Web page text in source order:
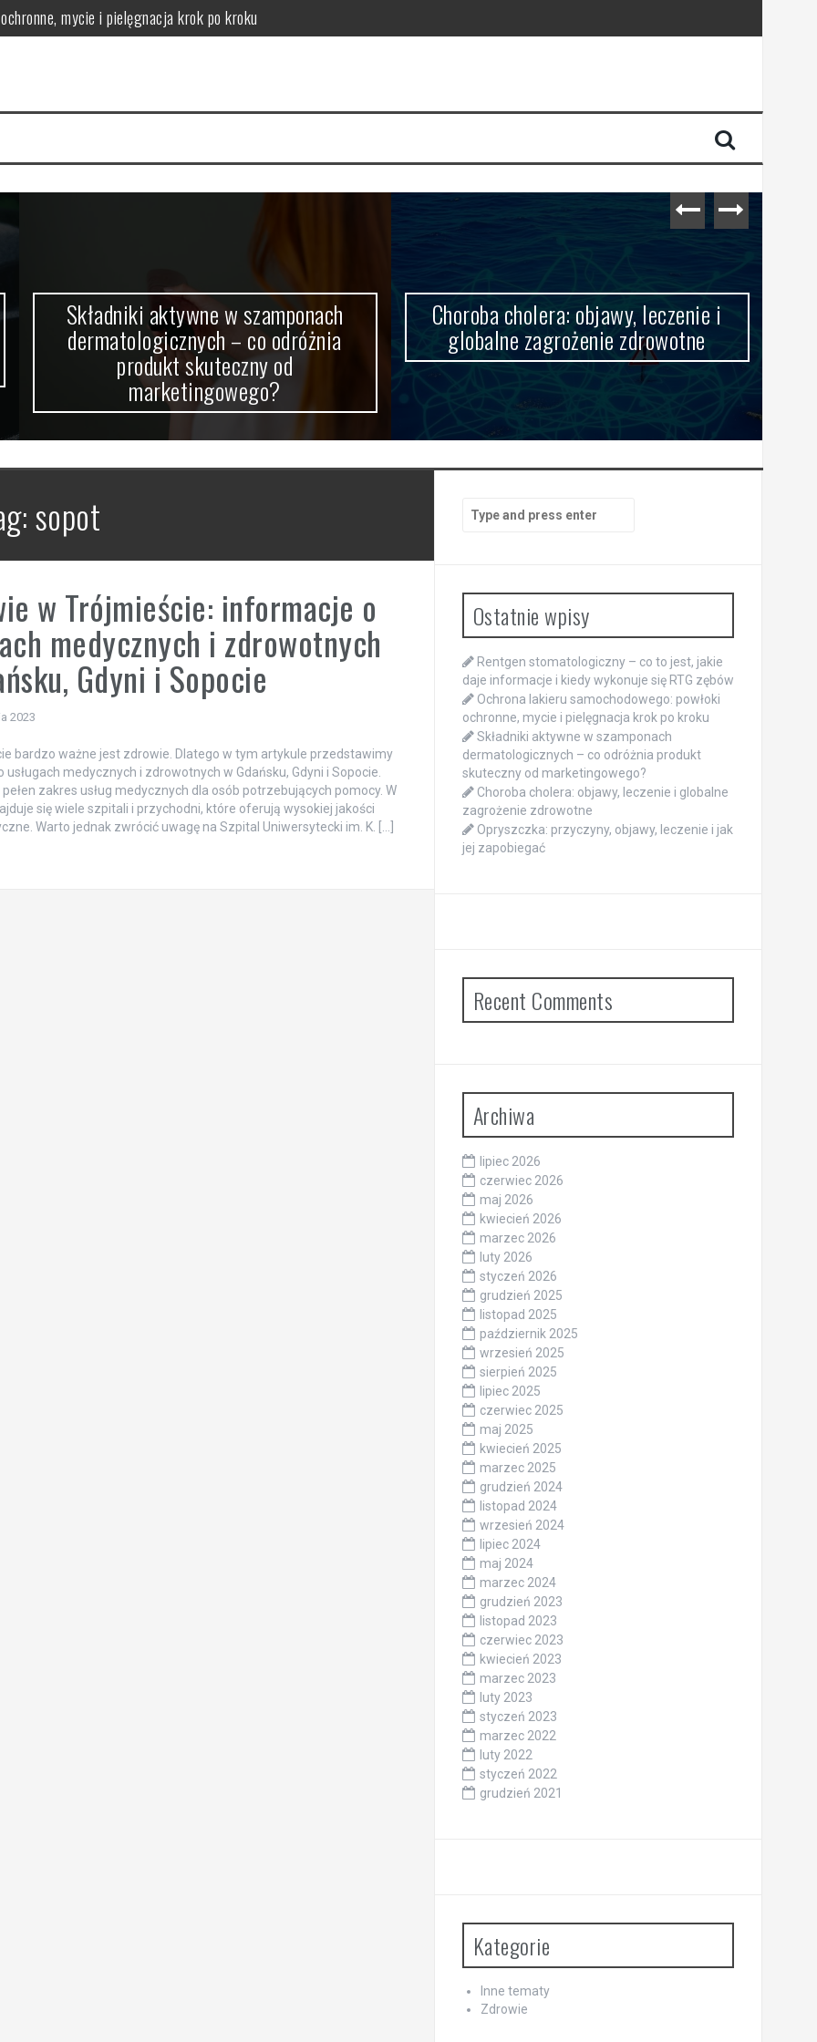
– co odróżnia produkt skuteczny od marketingowego?
zagrożenie zdrowotne
rehabilitacja
Składniki aktywne w szamponach
dermatologicznych – co odróżnia
produkt skuteczny od
marketingowego?
Choroba cholera: objawy, leczenie i
globalne zagrożenie zdrowotne
sopot
w Trójmieście: informacje o
medycznych i zdrowotnych
Gdyni i Sopocie
2023
bardzo ważne jest zdrowie. Dlatego w tym artykule przedstawimy
usługach medycznych i zdrowotnych w Gdańsku, Gdyni i Sopocie.
zakres usług medycznych dla osób potrzebujących pomocy. W
się wiele szpitali i przychodni, które oferują wysokiej jakości
Warto jednak zwrócić uwagę na Szpital Uniwersytecki im. K. […]
for:
Ostatnie wpisy
Rentgen stomatologiczny – co to jest, jakie
daje informacje i kiedy wykonuje się RTG zębów
Ochrona lakieru samochodowego: powłoki
ochronne, mycie i pielęgnacja krok po kroku
Składniki aktywne w szamponach
dermatologicznych – co odróżnia produkt
skuteczny od marketingowego?
Choroba cholera: objawy, leczenie i globalne
zagrożenie zdrowotne
Opryszczka: przyczyny, objawy, leczenie i jak
jej zapobiegać
Recent Comments
Archiwa
lipiec 2026
czerwiec 2026
maj 2026
kwiecień 2026
marzec 2026
luty 2026
styczeń 2026
grudzień 2025
listopad 2025
październik 2025
wrzesień 2025
sierpień 2025
lipiec 2025
czerwiec 2025
maj 2025
kwiecień 2025
marzec 2025
grudzień 2024
listopad 2024
wrzesień 2024
lipiec 2024
maj 2024
marzec 2024
grudzień 2023
listopad 2023
czerwiec 2023
kwiecień 2023
marzec 2023
luty 2023
styczeń 2023
marzec 2022
luty 2022
styczeń 2022
grudzień 2021
Kategorie
Inne tematy
Zdrowie